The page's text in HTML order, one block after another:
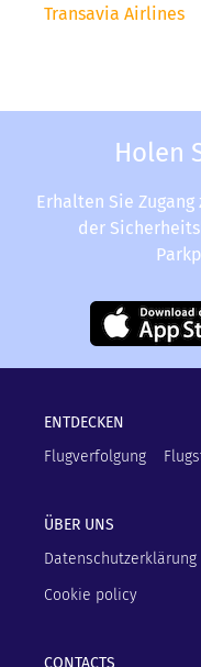
Transavia Airlines
Holen
Erhalten Sie
der
ENTDECKEN
Flugverfolgung
ÜBER UNS
Datenschutzerklärung
Cookie policy